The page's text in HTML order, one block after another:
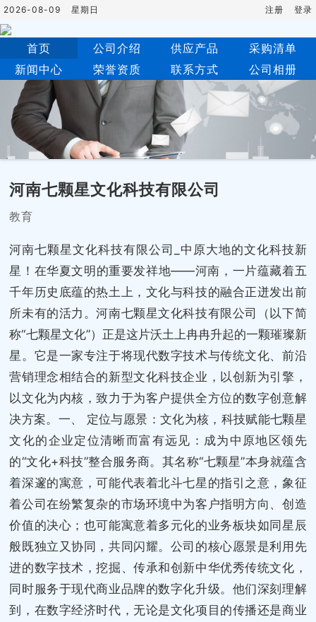
2026-08-09 星期日 注册 登录
首页 公司介绍 供应产品
采购清单
新闻中心
荣誉资质 联系方式 公司相册
河南七颗星文化科技有限公司
教育
河南七颗星文化科技有限公司_中原大地的文化科技新
星！在华夏文明的重要发祥地——河南，一片蕴藏着五
千年历史底蕴的热土上，文化与科技的融合正迸发出前
所未有的活力。河南七颗星文化科技有限公司（以下简
称“七颗星文化”）正是这片沃土上冉冉升起的一颗璀璨新
星。它是一家专注于将现代数字技术与传统文化、前沿
营销理念相结合的新型文化科技企业，以创新为引擎，
以文化为内核，致力于为客户提供全方位的数字创意解
决方案。一、 定位与愿景：文化为核，科技赋能七颗星
文化的企业定位清晰而富有远见：成为中原地区领先
的“文化+科技”整合服务商。其名称“七颗星”本身就蕴含
着深邃的寓意，可能代表着北斗七星的指引之意，象征
着公司在纷繁复杂的市场环境中为客户指明方向、创造
价值的决心；也可能寓意着多元化的业务板块如同星辰
般既独立又协同，共同闪耀。公司的核心愿景是利用先
进的数字技术，挖掘、传承和创新中华优秀传统文化，
同时服务于现代商业品牌的数字化升级。他们深刻理解
到，在数字经济时代，无论是文化项目的传播还是商业